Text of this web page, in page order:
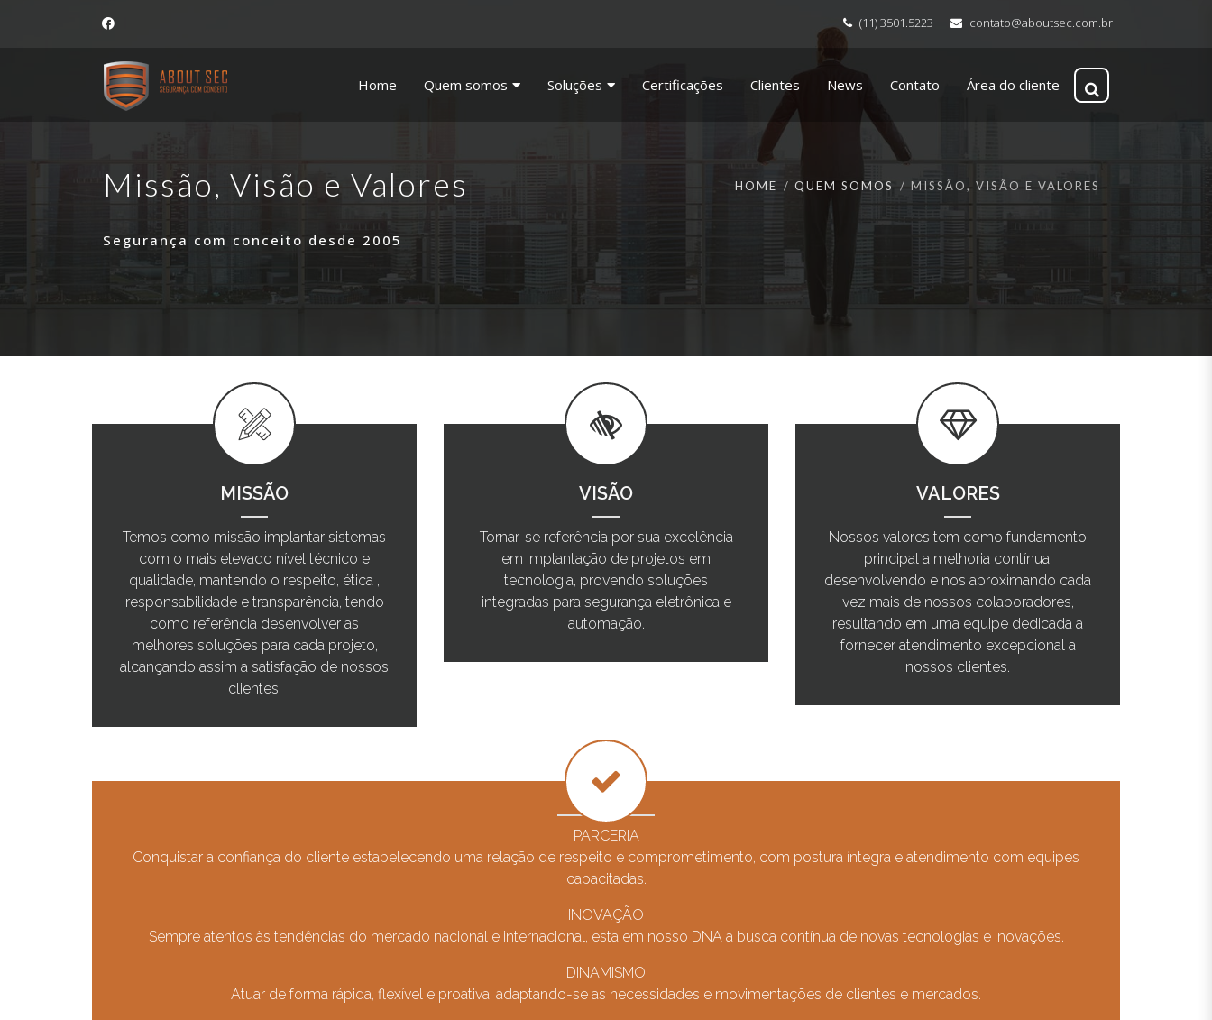
(11) 3501.5223 contato@aboutsec.com.br
Home Quem somos Soluções Certificações Clientes News Contato Área do cliente
Missão, Visão e Valores
Segurança com conceito desde 2005
HOME QUEM SOMOS MISSÃO, VISÃO E VALORES
MISSÃO
Temos como missão implantar sistemas
com o mais elevado nível técnico e
qualidade, mantendo o respeito, ética ,
responsabilidade e transparência, tendo
como referência desenvolver as
melhores soluções para cada projeto,
alcançando assim a satisfação de nossos
clientes.
VISÃO
Tornar-se referência por sua excelência
em implantação de projetos em
tecnologia, provendo soluções
integradas para segurança eletrônica e
automação.
VALORES
Nossos valores tem como fundamento
principal a melhoria contínua,
desenvolvendo e nos aproximando cada
vez mais de nossos colaboradores,
resultando em uma equipe dedicada a
fornecer atendimento excepcional a
nossos clientes.
PARCERIA
Conquistar a confiança do cliente estabelecendo uma relação de respeito e comprometimento, com postura íntegra e atendimento com equipes
capacitadas.
INOVAÇÃO
Sempre atentos às tendências do mercado nacional e internacional, esta em nosso DNA a busca contínua de novas tecnologias e inovações.
DINAMISMO
Atuar de forma rápida, flexível e proativa, adaptando-se as necessidades e movimentações de clientes e mercados.